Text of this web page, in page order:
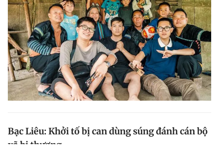
Bạc Liêu: Khởi tố bị can dùng súng đánh cán bộ
xã bị thương